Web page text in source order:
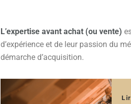
L’expertise avant achat (ou vente)
d’expérience et de leur passion du
démarche d’acquisition.